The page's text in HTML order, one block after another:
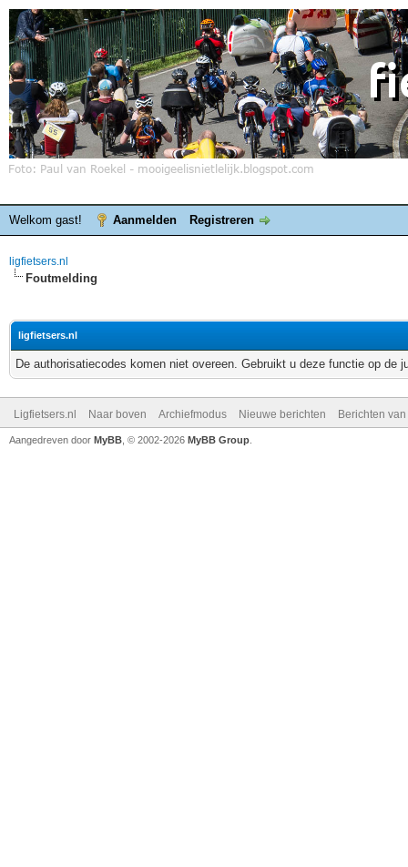
Welkom gast! Aanmelden Registreren
ligfietsers.nl
Foutmelding
ligfietsers.nl
De authorisatiecodes komen niet overeen. Gebruikt u deze functie op de
Ligfietsers.nl Naar boven Archiefmodus Nieuwe berichten Berichten
Aangedreven door MyBB , © 2002-2026 MyBB Group